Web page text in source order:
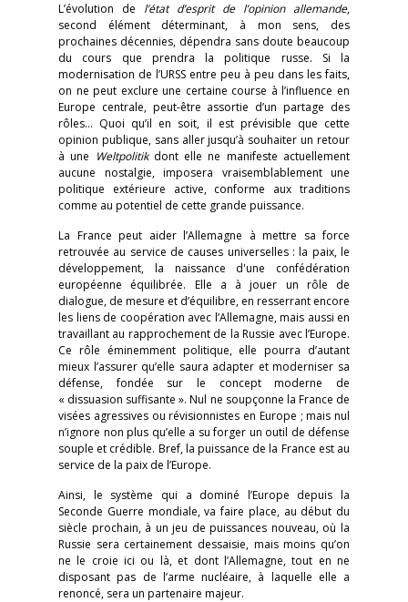
L’évolution de l’état d’esprit de l’opinion allemande,
second élément déterminant, à mon sens, des
prochaines décennies, dépendra sans doute beaucoup
du cours que prendra la politique russe. Si la
modernisation de l’URSS entre peu à peu dans les faits,
on ne peut exclure une certaine course à l’influence en
Europe centrale, peut-être assortie d’un partage des
rôles… Quoi qu’il en soit, il est prévisible que cette
opinion publique, sans aller jusqu’à souhaiter un retour
à une Weltpolitik dont elle ne manifeste actuellement
aucune nostalgie, imposera vraisemblablement une
politique extérieure active, conforme aux traditions
comme au potentiel de cette grande puissance.
La France peut aider l’Allemagne à mettre sa force
retrouvée au service de causes universelles : la paix, le
développement, la naissance d'une confédération
européenne équilibrée. Elle a à jouer un rôle de
dialogue, de mesure et d’équilibre, en resserrant encore
les liens de coopération avec l’Allemagne, mais aussi en
travaillant au rapprochement de la Russie avec l’Europe.
Ce rôle éminemment politique, elle pourra d’autant
mieux l’assurer qu’elle saura adapter et moderniser sa
défense, fondée sur le concept moderne de
« dissuasion suffisante ». Nul ne soupçonne la France de
visées agressives ou révisionnistes en Europe ; mais nul
n’ignore non plus qu’elle a su forger un outil de défense
souple et crédible. Bref, la puissance de la France est au
service de la paix de l’Europe.
Ainsi, le système qui a dominé l’Europe depuis la
Seconde Guerre mondiale, va faire place, au début du
siècle prochain, à un jeu de puissances nouveau, où la
Russie sera certainement dessaisie, mais moins qu’on
ne le croie ici ou là, et dont l’Allemagne, tout en ne
disposant pas de l’arme nucléaire, à laquelle elle a
renoncé, sera un partenaire majeur.